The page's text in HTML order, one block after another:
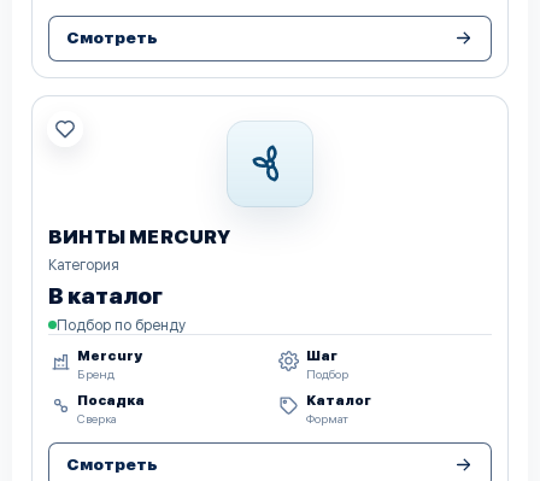
Смотреть
ВИНТЫ MERCURY
Категория
В каталог
Подбор по бренду
Mercury
Бренд
Шаг
Подбор
Посадка
Сверка
Каталог
Формат
Смотреть